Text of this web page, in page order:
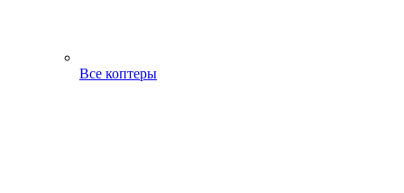
Все коптеры